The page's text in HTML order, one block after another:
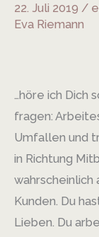
22. Juli 2019 /
Eva Riemann
…höre ich Dich
fragen:
Umfallen und
in Richtung
wahrscheinlich
Kunden. Du
Lieben. Du
Business…